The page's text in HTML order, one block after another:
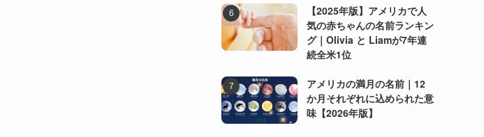
【2025年版】アメリカで人
気の赤ちゃんの名前ランキン
グ｜Olivia と Liamが7年連
続全米1位
アメリカの満月の名前｜12
か月それぞれに込められた意
味【2026年版】